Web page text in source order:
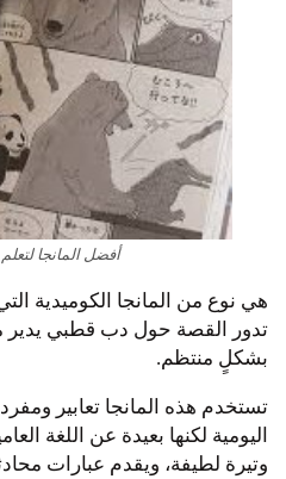
أفضل المانجا لتعلم
هي نوع من المانجا الكوميدية
تدور القصة حول دب قطبي يدير
بشكلٍ منتظم.
تستخدم هذه المانجا تعابير
اليومية لكنها بعيدة عن اللغة
وتيرة لطيفة، ويقدم عبارات